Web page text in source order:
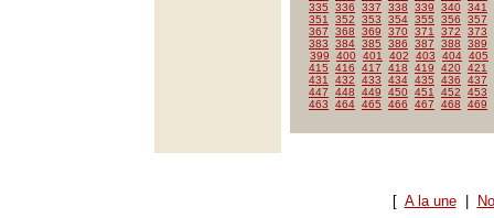
335
336 337 338 339 340 341
351
352 353 354 355 356
357
367
368 369 370 371 372
373
383
384 385 386 387 388
389
399
400 401 402 403 404 405
415
416 417 418 419 420 421
431
432 433 434 435 436
437
447
448 449 450 451 452
453
463
464 465 466 467 468 469
[ A la une|